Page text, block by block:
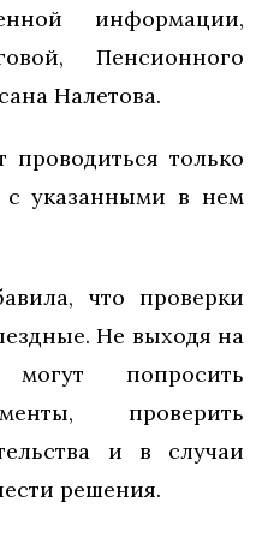
информации,
Пенсионного
Налетова.
только
с указанными в нем
что проверки
Не выходя на
попросить
проверить
и в случаи
решения.